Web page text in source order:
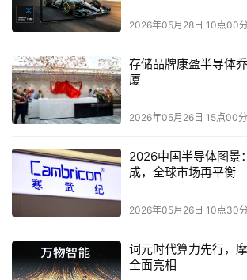
进展和成效。中国通信工业协会数据中心
国长江三峡集团有限公司总信息师金和平
力算力产业高质量发展的经验和做法。
此外，宽带资本董事长田溯宁、北京世纪
有限公司 CMO 姚刚、科大讯飞股份有限
有限公司总裁王绍兰、江苏未来网络集团
文科等嘉宾分别从不同角度展望了绿色数
大模型产业应用、确定性网络技术等行业
除主会场外，2023云天大会还设置了8大
绿色算力、无线通信、算力生态、算力服
2026年05月28日 10点00分
存储品牌康盈半导体
厦
2026年05月26日 15点00分
2026中国半导体图景
成，全球市场再平衡
2026年05月26日 10点30分
词元时代算力先行，
全面亮相